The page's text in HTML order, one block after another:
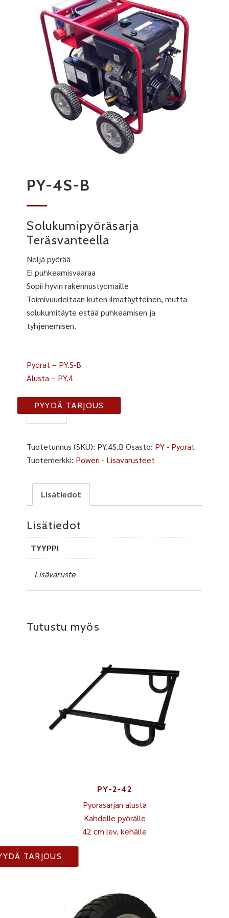
PY-4S-B
Solukumipyöräsarja
Teräsvanteella
Neljä pyörää
Ei puhkeamisvaaraa
Sopii hyvin rakennustyömaille
Toimivuudeltaan kuten ilmatäytteinen, mutta
solukumitäyte estää puhkeamisen ja
tyhjenemisen.
Pyörät – PY.S-B
Alusta – PY.4
PY-
4S-
määrä
PYYDÄ TARJOUS
Tuotetunnus (SKU): PY.4S.B Osasto: PY - Pyörät
Tuotemerkki: Poweri - Lisävarusteet
Lisätiedot
Lisätiedot
TYYPPI
Lisävaruste
Tutustu myös
PY-2-42
Pyöräsarjan alusta
Kahdelle pyörälle
42 cm lev. kehälle
TARJOUS